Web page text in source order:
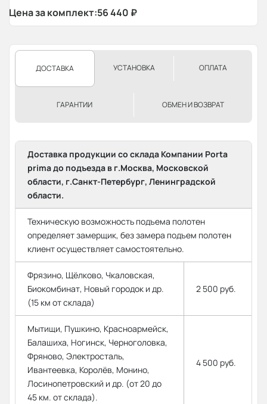
Цена за комплект:56 440 ₽
ДОСТАВКА УСТАНОВКА ОПЛАТА
ГАРАНТИИ ОБМЕН И ВОЗВРАТ
Доставка продукции со склада Компании Porta
prima до подъезда в г.Москва, Московской
области, г.Санкт-Петербург, Ленинградской
области.
Техническую возможность подъема полотен
определяет замерщик, без замера подъем полотен
клиент осуществляет самостоятельно.
Фрязино, Щёлково, Чкаловская,
Биокомбинат, Новый городок и др.
(15 км от склада)
2 500 руб.
Мытищи, Пушкино, Красноармейск,
Балашиха, Ногинск, Черноголовка,
Фряново, Электросталь,
Ивантеевка, Королёв, Монино,
Лосинопетровский и др. (от 20 до
45 км. от склада).
4 500 руб.